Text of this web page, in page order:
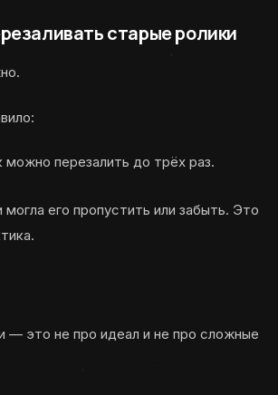
старые ролики
можно перезалить до трёх раз.
его пропустить или забыть. Это
— это не про идеал и не про сложные